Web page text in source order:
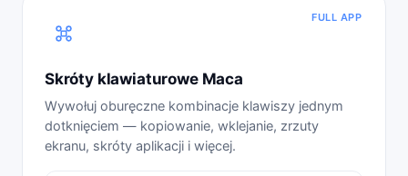
FULL APP
Skróty klawiaturowe Maca
Wywołuj oburęczne kombinacje klawiszy jednym
dotknięciem — kopiowanie, wklejanie, zrzuty
ekranu, skróty aplikacji i więcej.